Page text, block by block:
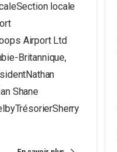
locale
Airport Ltd
Britannique,
Shane